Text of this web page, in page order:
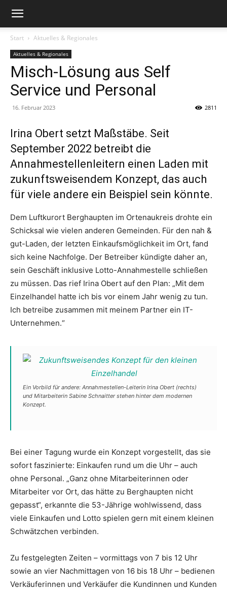
Start Aktuelles & Regionales
Aktuelles & Regionales
Misch-Lösung aus Self
Service und Personal
16. Februar 2023 2811
Irina Obert setzt Maßstäbe. Seit
September 2022 betreibt die
Annahmestellenleitern einen Laden mit
zukunftsweisendem Konzept, das auch
für viele andere ein Beispiel sein könnte.
Dem Luftkurort Berghaupten im Ortenaukreis drohte ein
Schicksal wie vielen anderen Gemeinden. Für den nah &
gut-Laden, der letzten Einkaufsmöglichkeit im Ort, fand
sich keine Nachfolge. Der Betreiber kündigte daher an,
sein Geschäft inklusive Lotto-Annahmestelle schließen
zu müssen. Das rief Irina Obert auf den Plan: „Mit dem
Einzelhandel hatte ich bis vor einem Jahr wenig zu tun.
Ich betreibe zusammen mit meinem Partner ein IT-
Unternehmen.“
Ein Vorbild für andere: Annahmestellen-Leiterin Irina Obert (rechts)
und Mitarbeiterin Sabine Schnaitter stehen hinter dem modernen
Konzept.
Bei einer Tagung wurde ein Konzept vorgestellt, das sie
sofort faszinierte: Einkaufen rund um die Uhr – auch
ohne Personal. „Ganz ohne Mitarbeiterinnen oder
Mitarbeiter vor Ort, das hätte zu Berghaupten nicht
gepasst“, erkannte die 53-Jährige wohlwissend, dass
viele Einkaufen und Lotto spielen gern mit einem kleinen
Schwätzchen verbinden.
Zu festgelegten Zeiten – vormittags von 7 bis 12 Uhr
sowie an vier Nachmittagen von 16 bis 18 Uhr – bedienen
Verkäuferinnen und Verkäufer die Kundinnen und Kunden